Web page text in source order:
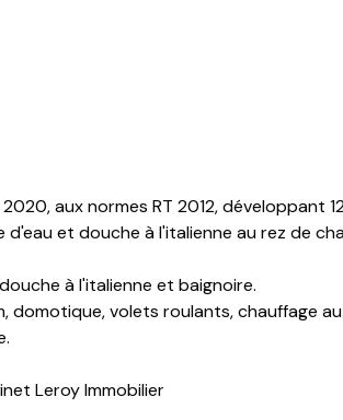
aux normes RT 2012, développant
et douche à l'italienne au rez de
à l'italienne et baignoire.
domotique, volets roulants, chauffage
Leroy Immobilier